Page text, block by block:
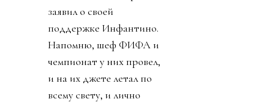
заявил о своей
поддержке Инфантино.
Напомню, шеф ФИФА и
чемпионат у них провел,
и на их джете летал по
всему свету, и лично